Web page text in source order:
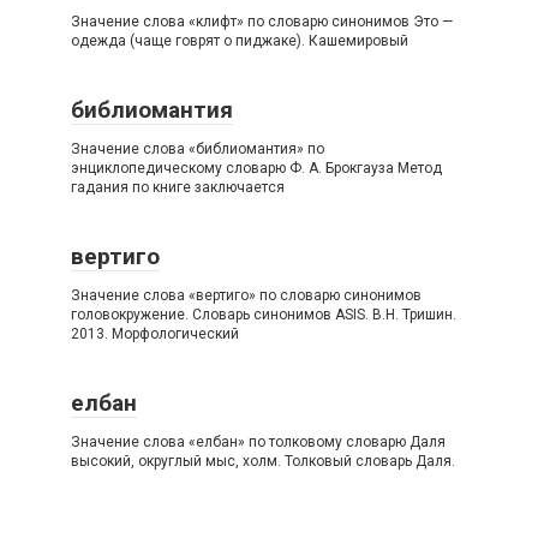
Значение слова «клифт» по словарю синонимов Это —
одежда (чаще говрят о пиджаке). Кашемировый
библиомантия
Значение слова «библиомантия» по
энциклопедическому словарю Ф. А. Брокгауза Метод
гадания по книге заключается
вертиго
Значение слова «вертиго» по словарю синонимов
головокружение. Словарь синонимов ASIS. В.Н. Тришин.
2013. Морфологический
елбан
Значение слова «елбан» по толковому словарю Даля
высокий, округлый мыс, холм. Толковый словарь Даля.